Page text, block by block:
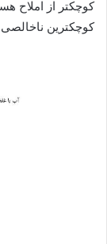
کوچکتر از املاح
کوچکترین